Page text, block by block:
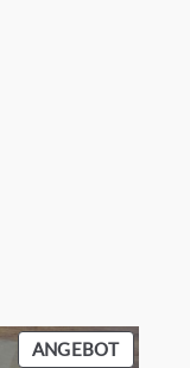
ANGEBOT